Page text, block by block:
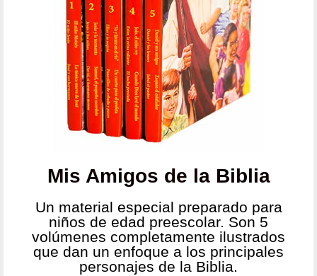
Mis Amigos de la Biblia
Un material especial preparado para
niños de edad preescolar. Son 5
volúmenes completamente ilustrados
que dan un enfoque a los principales
personajes de la Biblia.